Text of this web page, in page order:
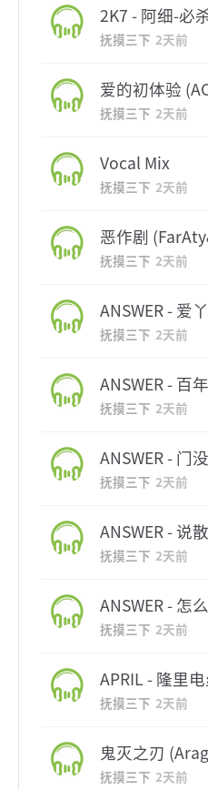
2K7 - 阿细-必
抚摸三下 2天前
爱的初体验
抚摸三下 2天前
Vocal Mix
抚摸三下 2天前
恶作剧
抚摸三下 2天前
ANSWER - 爱
抚摸三下 2天前
ANSWER - 百
抚摸三下 2天前
ANSWER - 门
抚摸三下 2天前
ANSWER - 说
抚摸三下 2天前
ANSWER - 怎
抚摸三下 2天前
APRIL - 隆里
抚摸三下 2天前
鬼灭之刃
抚摸三下 2天前